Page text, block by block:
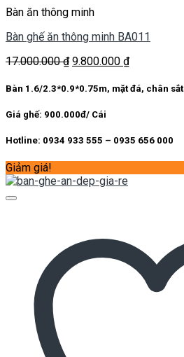
Bàn ăn thông minh
Bàn ghế ăn thông minh BA011
17.000.000₫ Giá
là:
9.800.000 ₫Giá
tại
Bàn 1.6/2.3*0.9*0.75m, mặt đá, chân sắt
Giá ghế: 900.000đ/ Cái
Hotline: 0934 933 555 – 0935 656 000
Giảm giá!